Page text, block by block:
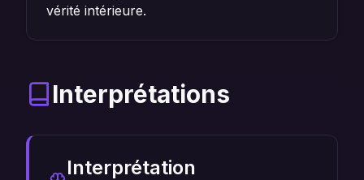
vérité intérieure.
Interprétations
Interprétation